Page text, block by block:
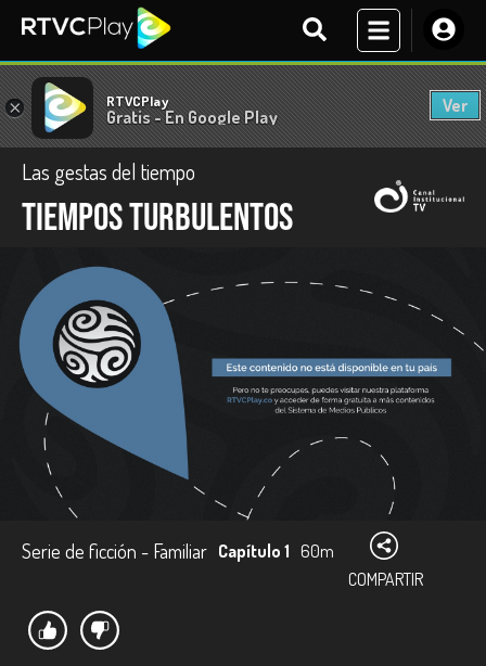
× RTVCPlay
Gratis - En Google Play
Ver
Las gestas del tiempo
Tiempos turbulentos
Serie de ficción - Familiar Capítulo 1 60m
COMPARTIR